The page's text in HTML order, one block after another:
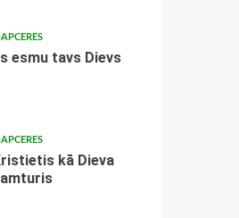
APCERES
esmu tavs Dievs
APCERES
kā Dieva